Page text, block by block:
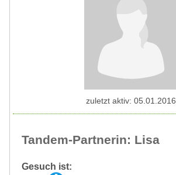
Tandem-Partnerin: Lisa
Gesuch ist:
zuletzt aktiv: 05.01.2016